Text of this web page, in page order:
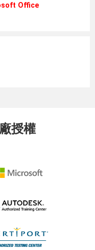
Office
授權